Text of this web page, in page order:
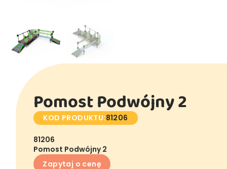
Pomost Podwójny 2
KOD PRODUKTU:81206
81206
Pomost Podwójny 2
Zapytaj o cenę